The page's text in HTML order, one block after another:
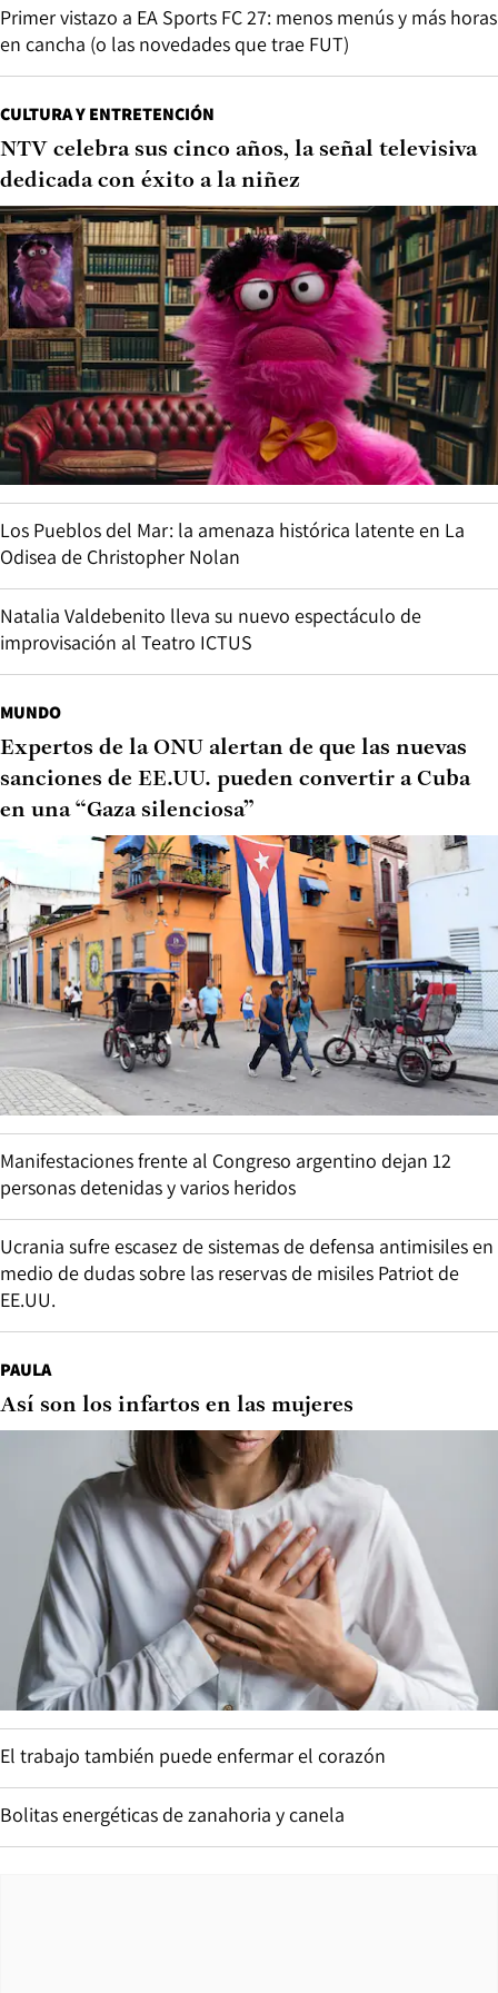
Primer vistazo a EA Sports FC 27: menos menús y más horas
en cancha (o las novedades que trae FUT)
CULTURA Y ENTRETENCIÓN
NTV celebra sus cinco años, la señal televisiva
dedicada con éxito a la niñez
Los Pueblos del Mar: la amenaza histórica latente en La
Odisea de Christopher Nolan
Natalia Valdebenito lleva su nuevo espectáculo de
improvisación al Teatro ICTUS
MUNDO
Expertos de la ONU alertan de que las nuevas
sanciones de EE.UU. pueden convertir a Cuba
en una “Gaza silenciosa”
Manifestaciones frente al Congreso argentino dejan 12
personas detenidas y varios heridos
Ucrania sufre escasez de sistemas de defensa antimisiles en
medio de dudas sobre las reservas de misiles Patriot de
EE.UU.
PAULA
Así son los infartos en las mujeres
El trabajo también puede enfermar el corazón
Bolitas energéticas de zanahoria y canela